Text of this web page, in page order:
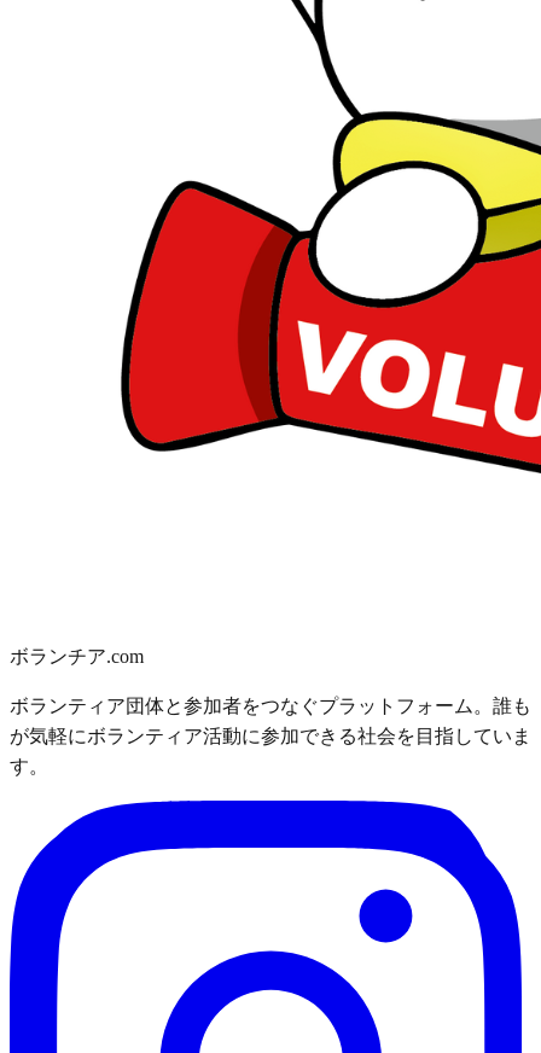
ボランチア.com
ボランティア団体と参加者をつなぐプラットフォーム。誰も
が気軽にボランティア活動に参加できる社会を目指していま
す。